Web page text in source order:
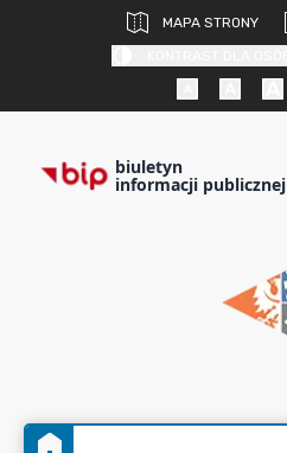
MAPA STRONY
biuletyn
informacji publicznej